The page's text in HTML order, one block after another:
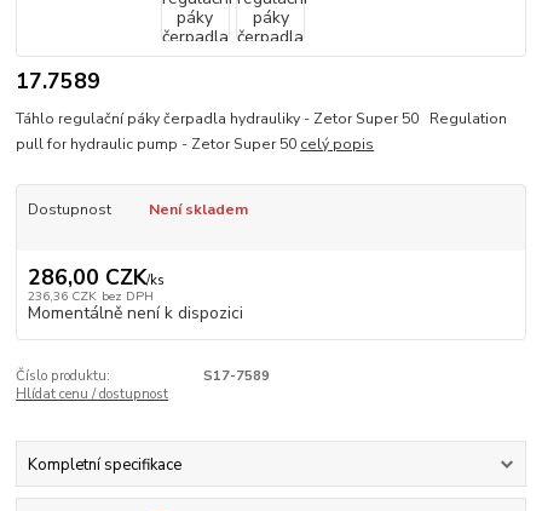
17.7589
Táhlo regulační páky čerpadla hydrauliky - Zetor Super 50 Regulation
pull for hydraulic pump - Zetor Super 50 celý popis
Dostupnost Není skladem
286,00 CZK/ks
236,36 CZK bez DPH
Momentálně není k dispozici
Číslo produktu:
S17-7589
Hlídat cenu / dostupnost
Kompletní specifikace